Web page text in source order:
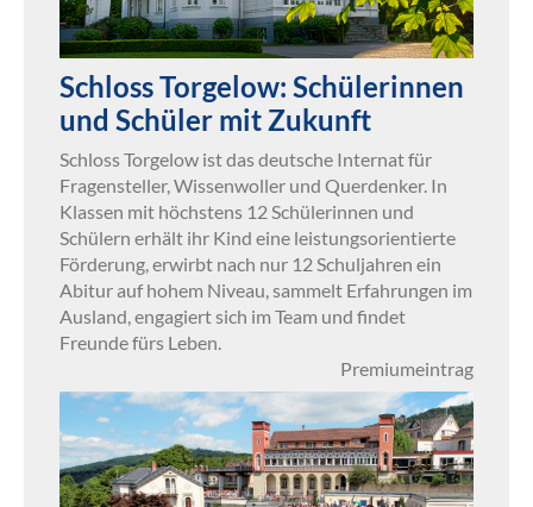
Schloss Torgelow: Schülerinnen
und Schüler mit Zukunft
Schloss Torgelow ist das deutsche Internat für
Fragensteller, Wissenwoller und Querdenker. In
Klassen mit höchstens 12 Schülerinnen und
Schülern erhält ihr Kind eine leistungsorientierte
Förderung, erwirbt nach nur 12 Schuljahren ein
Abitur auf hohem Niveau, sammelt Erfahrungen im
Ausland, engagiert sich im Team und findet
Freunde fürs Leben.
Premiumeintrag